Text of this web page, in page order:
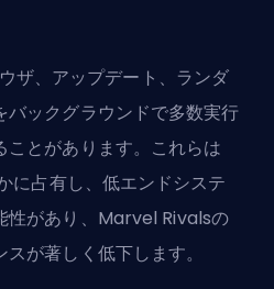
ザ、アップデート、ランダ
バックグラウンドで多数実行
ことがあります。これらは
に占有し、低エンドシステ
性があり、Marvel Rivalsの
が著しく低下します。